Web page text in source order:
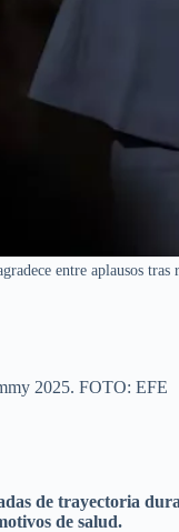
entre aplausos
2025. FOTO: EFE
de trayectoria
de salud.